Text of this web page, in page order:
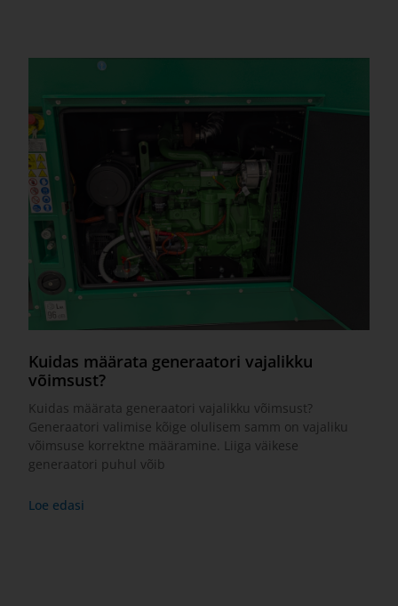
Kuidas määrata generaatori vajalikku
võimsust?
Kuidas määrata generaatori vajalikku võimsust?
Generaatori valimise kõige olulisem samm on vajaliku
võimsuse korrektne määramine. Liiga väikese
generaatori puhul võib
Loe edasi